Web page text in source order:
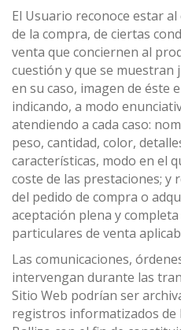
El Usuario reconoce estar
de la compra, de ciertas
venta que conciernen al
cuestión y que se muestran
en su caso, imagen de éste
indicando, a modo
atendiendo a cada caso:
peso, cantidad, color,
características, modo en el
coste de las prestaciones; y
del pedido de compra o
aceptación plena y
particulares de venta
Las comunicaciones,
intervengan durante las
Sitio Web podrían ser
registros informatizados de